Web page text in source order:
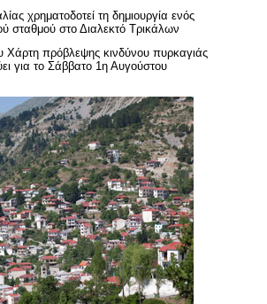
χρηματοδοτεί τη δημιουργία ενός
σταθμού στο Διαλεκτό Τρικάλων
Χάρτη πρόβλεψης κινδύνου πυρκαγιάς
για το Σάββατο 1η Αυγούστου